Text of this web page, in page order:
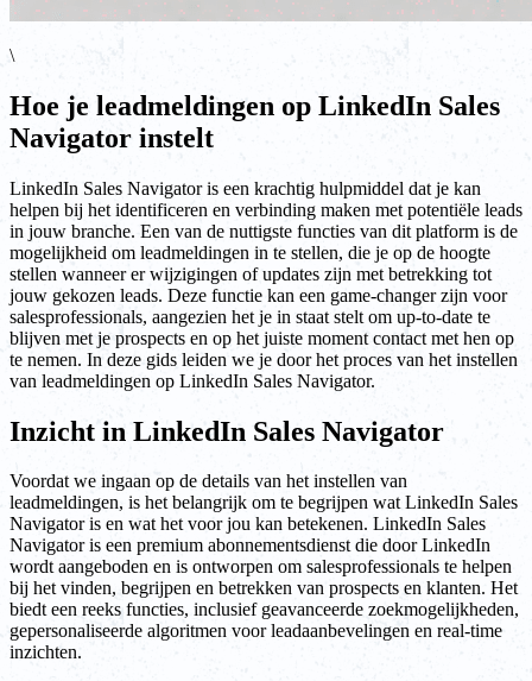
\
Hoe je leadmeldingen op LinkedIn Sales
Navigator instelt
LinkedIn Sales Navigator is een krachtig hulpmiddel dat je kan
helpen bij het identificeren en verbinding maken met potentiële leads
in jouw branche. Een van de nuttigste functies van dit platform is de
mogelijkheid om leadmeldingen in te stellen, die je op de hoogte
stellen wanneer er wijzigingen of updates zijn met betrekking tot
jouw gekozen leads. Deze functie kan een game-changer zijn voor
salesprofessionals, aangezien het je in staat stelt om up-to-date te
blijven met je prospects en op het juiste moment contact met hen op
te nemen. In deze gids leiden we je door het proces van het instellen
van leadmeldingen op LinkedIn Sales Navigator.
Inzicht in LinkedIn Sales Navigator
Voordat we ingaan op de details van het instellen van
leadmeldingen, is het belangrijk om te begrijpen wat LinkedIn Sales
Navigator is en wat het voor jou kan betekenen. LinkedIn Sales
Navigator is een premium abonnementsdienst die door LinkedIn
wordt aangeboden en is ontworpen om salesprofessionals te helpen
bij het vinden, begrijpen en betrekken van prospects en klanten. Het
biedt een reeks functies, inclusief geavanceerde zoekmogelijkheden,
gepersonaliseerde algoritmen voor leadaanbevelingen en real-time
inzichten.